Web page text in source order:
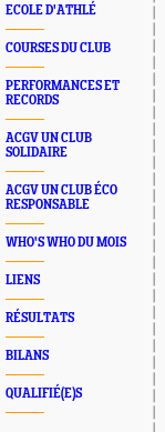
ECOLE D'ATHLÉ
COURSES DU CLUB
PERFORMANCES ET
RECORDS
ACGV UN CLUB
SOLIDAIRE
ACGV UN CLUB ÉCO
RESPONSABLE
WHO'S WHO DU MOIS
LIENS
RÉSULTATS
BILANS
QUALIFIÉ(E)S